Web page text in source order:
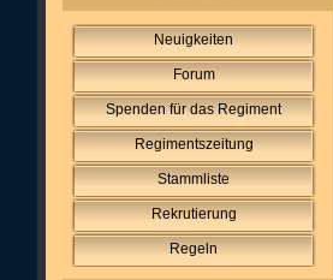
Neuigkeiten
Forum
Spenden für das Regiment
Regimentszeitung
Stammliste
Rekrutierung
Regeln